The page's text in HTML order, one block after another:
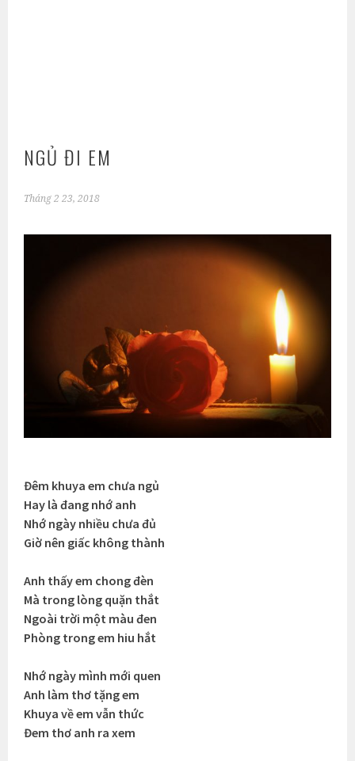
NGỦ ĐI EM
Tháng 2 23, 2018
Đêm khuya em chưa ngủ
Hay là đang nhớ anh
Nhớ ngày nhiều chưa đủ
Giờ nên giấc không thành
Anh thấy em chong đèn
Mà trong lòng quặn thắt
Ngoài trời một màu đen
Phòng trong em hiu hắt
Nhớ ngày mình mới quen
Anh làm thơ tặng em
Khuya về em vẫn thức
Đem thơ anh ra xem